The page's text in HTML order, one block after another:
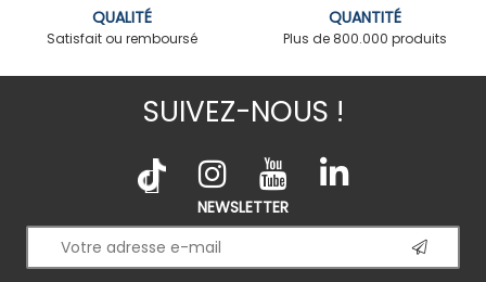
QUALITÉ
Satisfait ou remboursé
QUANTITÉ
Plus de 800.000 produits
SUIVEZ-NOUS !
NEWSLETTER